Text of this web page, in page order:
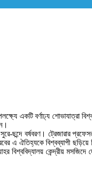
একটি বর্ণাঢ্য শোভাযাত্রা
ছন্দে বর্ষবরণ। ট্রেজারার
এ ঐতিহ্যকে বিশ্বব্যাপী ছড়িয়ে
বিশ্ববিদ্যালয় কেন্দ্রীয়